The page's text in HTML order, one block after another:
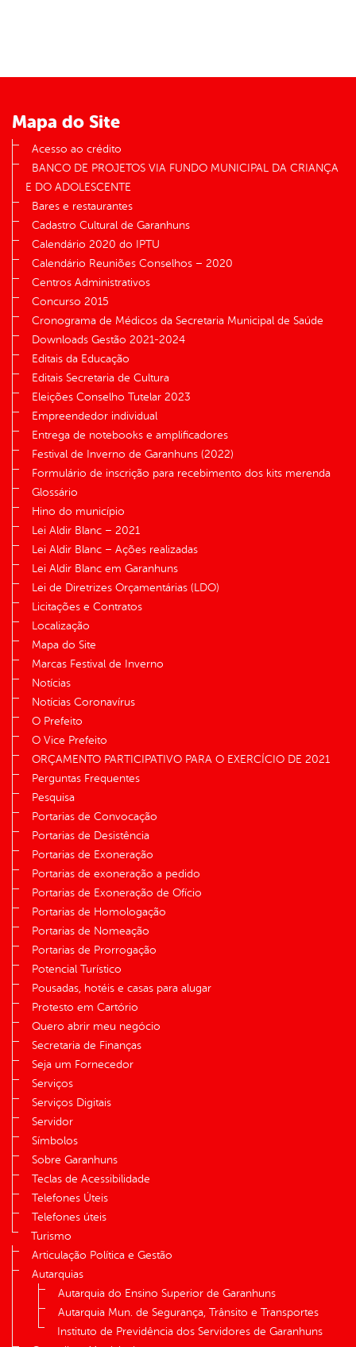
Mapa do Site
Acesso ao crédito
BANCO DE PROJETOS VIA FUNDO MUNICIPAL DA CRIANÇA
E DO ADOLESCENTE
Bares e restaurantes
Cadastro Cultural de Garanhuns
Calendário 2020 do IPTU
Calendário Reuniões Conselhos – 2020
Centros Administrativos
Concurso 2015
Cronograma de Médicos da Secretaria Municipal de Saúde
Downloads Gestão 2021-2024
Editais da Educação
Editais Secretaria de Cultura
Eleições Conselho Tutelar 2023
Empreendedor individual
Entrega de notebooks e amplificadores
Festival de Inverno de Garanhuns (2022)
Formulário de inscrição para recebimento dos kits merenda
Glossário
Hino do município
Lei Aldir Blanc – 2021
Lei Aldir Blanc – Ações realizadas
Lei Aldir Blanc em Garanhuns
Lei de Diretrizes Orçamentárias (LDO)
Licitações e Contratos
Localização
Mapa do Site
Marcas Festival de Inverno
Notícias
Notícias Coronavírus
O Prefeito
O Vice Prefeito
ORÇAMENTO PARTICIPATIVO PARA O EXERCÍCIO DE 2021
Perguntas Frequentes
Pesquisa
Portarias de Convocação
Portarias de Desistência
Portarias de Exoneração
Portarias de exoneração a pedido
Portarias de Exoneração de Ofício
Portarias de Homologação
Portarias de Nomeação
Portarias de Prorrogação
Potencial Turístico
Pousadas, hotéis e casas para alugar
Protesto em Cartório
Quero abrir meu negócio
Secretaria de Finanças
Seja um Fornecedor
Serviços
Serviços Digitais
Servidor
Símbolos
Sobre Garanhuns
Teclas de Acessibilidade
Telefones Úteis
Telefones úteis
Turismo
Articulação Política e Gestão
Autarquias
Autarquia do Ensino Superior de Garanhuns
Autarquia Mun. de Segurança, Trânsito e Transportes
Instituto de Previdência dos Servidores de Garanhuns